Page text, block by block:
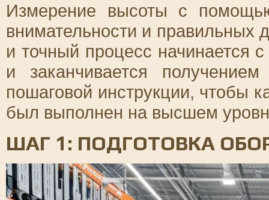
Измерение высоты с
внимательности и правильных
и точный процесс начинается
и заканчивается
пошаговой инструкции, чтобы
был выполнен на высшем
ШАГ 1: ПОДГОТОВКА